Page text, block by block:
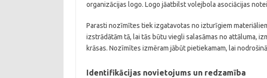
organizācijas logo. Logo jāatbilst volejbola asociācijas
Parasti nozīmītes tiek izgatavotas no izturīgiem
izstrādātām tā, lai tās būtu viegli salasāmas no attāluma,
krāsas. Nozīmītes izmēram jābūt pietiekamam, lai
Identifikācijas novietojums un redzamība